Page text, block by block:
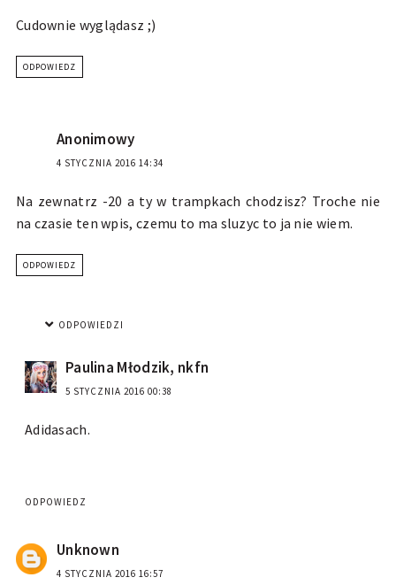
Cudownie wyglądasz ;)
ODPOWIEDZ
Anonimowy
4 STYCZNIA 2016 14:34
Na zewnatrz -20 a ty w trampkach chodzisz? Troche nie
na czasie ten wpis, czemu to ma sluzyc to ja nie wiem.
ODPOWIEDZ
ODPOWIEDZI
Paulina Młodzik, nkfn
5 STYCZNIA 2016 00:38
Adidasach.
ODPOWIEDZ
Unknown
4 STYCZNIA 2016 16:57